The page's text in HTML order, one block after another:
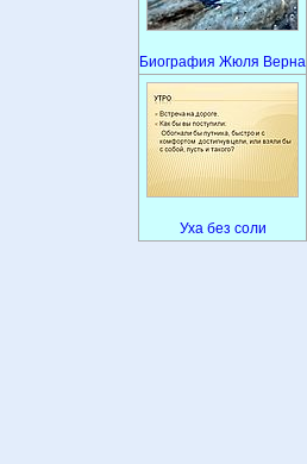
Биография Жюля Верна
Уха без соли